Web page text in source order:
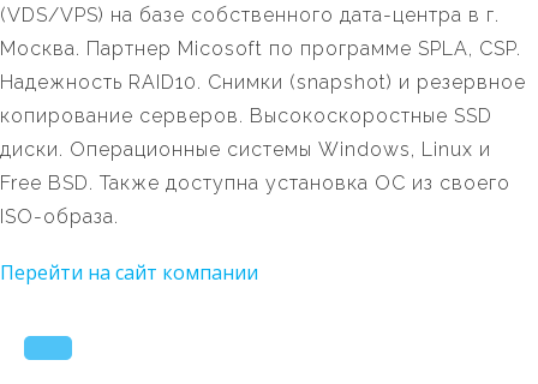
(VDS/VPS) на базе собственного дата-центра в г.
Москва. Партнер Micosoft по программе SPLA, CSP.
Надежность RAID10. Снимки (snapshot) и резервное
копирование серверов. Высокоскоростные SSD
диски. Операционные системы Windows, Linux и
Free BSD. Также доступна установка ОС из своего
ISO-образа.
Перейти на сайт компании